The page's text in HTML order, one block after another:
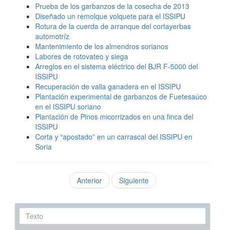
Prueba de los garbanzos de la cosecha de 2013
Diseñado un remolque volquete para el ISSIPU
Rotura de la cuerda de arranque del cortayerbas
automotríz
Mantenimiento de los almendros sorianos
Labores de rotovateo y siega
Arreglos en el sistema eléctrico del BJR F-5000 del
ISSIPU
Recuperación de valla ganadera en el ISSIPU
Plantación experimental de garbanzos de Fuetesaúco
en el ISSIPU soriano
Plantación de Pinos micorrizados en una finca del
ISSIPU
Corta y “apostado” en un carrascal del ISSIPU en
Soria
Anterior Siguiente
Texto